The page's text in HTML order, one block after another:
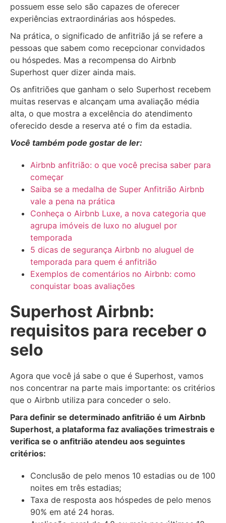
possuem esse selo são capazes de oferecer
experiências extraordinárias aos hóspedes.
Na prática, o significado de anfitrião já se refere a
pessoas que sabem como recepcionar convidados
ou hóspedes. Mas a recompensa do Airbnb
Superhost quer dizer ainda mais.
Os anfitriões que ganham o selo Superhost recebem
muitas reservas e alcançam uma avaliação média
alta, o que mostra a excelência do atendimento
oferecido desde a reserva até o fim da estadia.
Você também pode gostar de ler:
Airbnb anfitrião: o que você precisa saber para
começar
Saiba se a medalha de Super Anfitrião Airbnb
vale a pena na prática
Conheça o Airbnb Luxe, a nova categoria que
agrupa imóveis de luxo no aluguel por
temporada
5 dicas de segurança Airbnb no aluguel de
temporada para quem é anfitrião
Exemplos de comentários no Airbnb: como
conquistar boas avaliações
Superhost Airbnb:
requisitos para receber o
selo
Agora que você já sabe o que é Superhost, vamos
nos concentrar na parte mais importante: os critérios
que o Airbnb utiliza para conceder o selo.
Para definir se determinado anfitrião é um Airbnb
Superhost, a plataforma faz avaliações trimestrais e
verifica se o anfitrião atendeu aos seguintes
critérios:
Conclusão de pelo menos 10 estadias ou de 100
noites em três estadias;
Taxa de resposta aos hóspedes de pelo menos
90% em até 24 horas.